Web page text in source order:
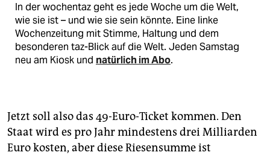
In der wochentaz geht es jede Woche um die Welt,
wie sie ist – und wie sie sein könnte. Eine linke
Wochenzeitung mit Stimme, Haltung und dem
besonderen taz-Blick auf die Welt. Jeden Samstag
neu am Kiosk und natürlich im Abo.
Jetzt soll also das 49-Euro-Ticket kommen. Den
Staat wird es pro Jahr mindestens drei Milliarden
Euro kosten, aber diese Riesensumme ist